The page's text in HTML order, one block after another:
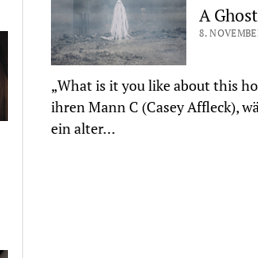
A
8.
„What is it you like about this
ihren Mann C (Casey Affleck),
ein alter…